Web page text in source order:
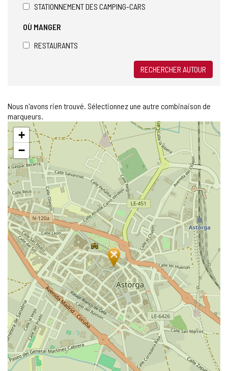
STATIONNEMENT DES CAMPING-CARS
OÙ MANGER
RESTAURANTS
RECHERCHER AUTOUR
Nous n'avons rien trouvé. Sélectionnez une autre combinaison de
marqueurs.
Sauter
carte
+
−